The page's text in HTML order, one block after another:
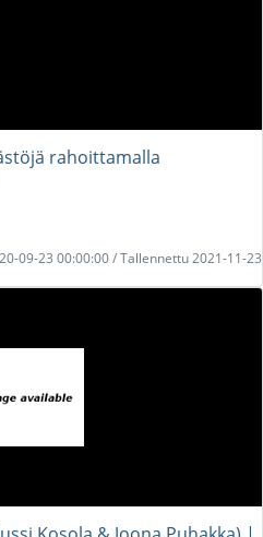
rahoittamalla
09-23 00:00:00 / Tallennettu 2021-11-23